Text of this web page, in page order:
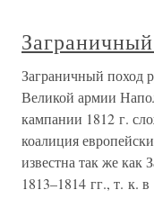
Заграничный поход
Великой армии
кампании 1812 г.
коалиция
известна так же как
1813–1814 гг., т. к. в